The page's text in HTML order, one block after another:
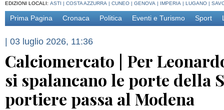
EDIZIONI LOCALI: ASTI | COSTA AZZURRA | CUNEO | GENOVA | IMPERIA | LUGANO |
Prima Pagina Cronaca Politica Eventi e Turismo Sport
| 03 luglio 2026, 11:36
Calciomercato | Per
si spalancano le porte della
portiere passa al Modena